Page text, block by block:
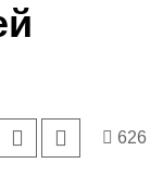
626